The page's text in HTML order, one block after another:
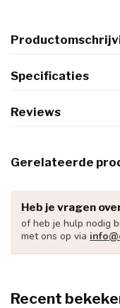
Specificaties
Reviews
Gerelateerde
Heb je vragen
of heb je hulp nodig
met ons op via
Recent